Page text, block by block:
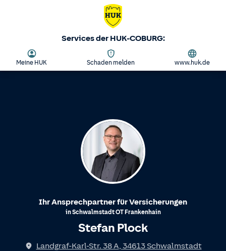
Services der HUK-COBURG:
Meine HUK Schaden melden www.huk.de
Ihr Ansprechpartner für Versicherungen
inSchwalmstadtOT Frankenhain
Stefan Plock
Landgraf-Karl-Str. 38 A, 34613 Schwalmstadt